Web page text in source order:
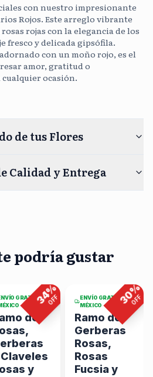
0/400
con nuestro impresionante
Rojos. Este arreglo vibrante
rojas con la elegancia de los
fresco y delicada gipsófila.
con un moño rojo, es el
amor, gratitud o
ocasión.
de tus Flores
Calidad y Entrega
podría gustar
8
viendo
34%
OFF
GRATIS EN
de
y
4 viendo
30%
OFF
ENVÍO GRATIS EN
MÉXICO
Ramo de
Gerberas
Rosas,
Rosas
Fucsia y